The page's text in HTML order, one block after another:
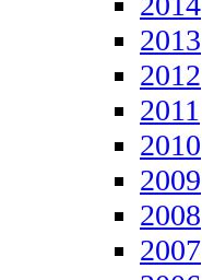
2013
2012
2011
2010
2009
2008
2007